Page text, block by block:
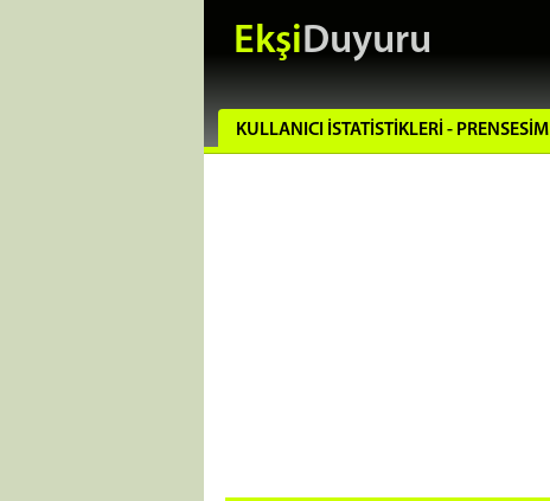
EkşiDuyuru
KULLANICI İSTATISTIKLERI - PRENSESIM